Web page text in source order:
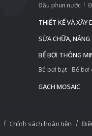
Đầu phun nước
THIẾT KẾ VÀ XÂY
SỬA CHỮA,
BỂ BƠI THÔNG
Bể bơi bạt - Bể bơi
GẠCH MOSAIC
Chính sách hoàn tiền